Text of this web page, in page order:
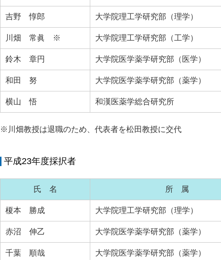
吉野 惇郎 大学院理工学研究部（理学）
川畑 常眞 ※ 大学院理工学研究部（工学）
鈴木 章円 大学院医学薬学研究部（医学）
和田 努 大学院医学薬学研究部（薬学）
横山 悟 和漢医薬学総合研究所
※川畑教授は退職のため、代表者を松田教授に交代
平成23年度採択者
氏 名 所 属
榎本 勝成 大学院理工学研究部（理学）
赤沼 伸乙 大学院医学薬学研究部（薬学）
千葉 順哉 大学院医学薬学研究部（薬学）